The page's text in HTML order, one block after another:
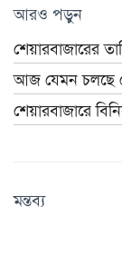
আরও পড়ুন
শেয়ারবাজারের
আজ যেমন চলছে
শেয়ারবাজারে
মন্তব্য